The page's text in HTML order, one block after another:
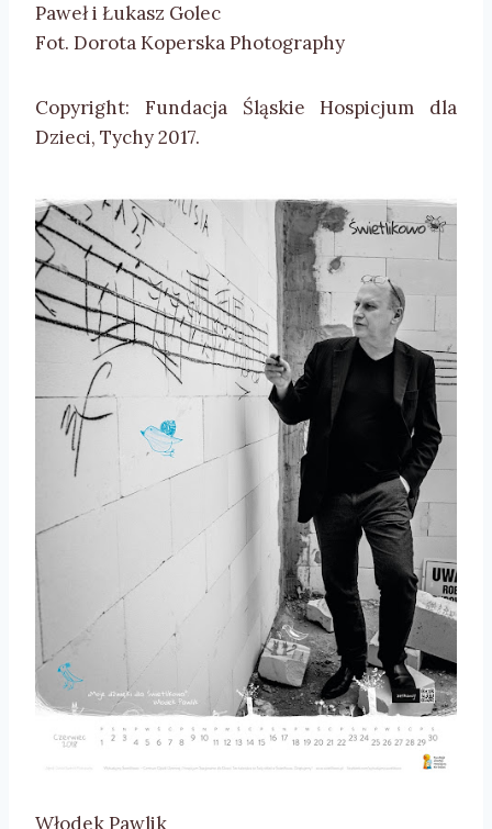
Paweł i Łukasz Golec
Fot. Dorota Koperska Photography
Copyright: Fundacja Śląskie Hospicjum dla
Dzieci, Tychy 2017.
Włodek Pawlik